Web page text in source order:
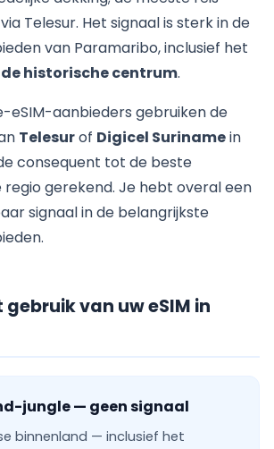
Telesur. Het signaal is sterk in de
van Paramaribo, inclusief het
historische centrum.
eSIM-aanbieders gebruiken de
Telesurof Digicel Surinamein
consequent tot de beste
gerekend. Je hebt overal een
signaal in de belangrijkste
gebruik van uw eSIM in
jungle — geen signaal
binnenland — inclusief het